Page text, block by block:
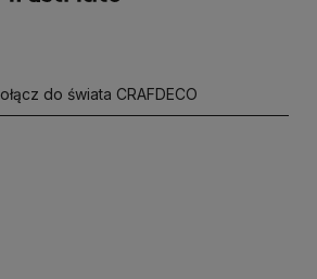
do świata CRAFDECO